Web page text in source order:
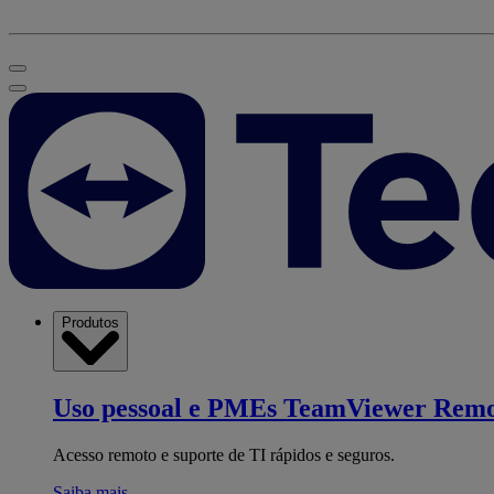
Produtos
Uso pessoal e PMEs TeamViewer
Acesso remoto e suporte de TI rápidos e seguros.